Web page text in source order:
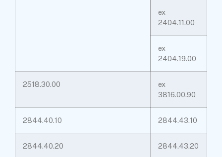
ex
2404.11.00
ex
2404.19.00
2518.30.00
ex
3816.00.90
2844.40.10 2844.43.10
2844.40.20 2844.43.20